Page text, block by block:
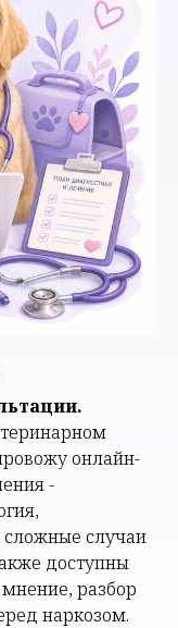
онлайн-
-
сложные случаи
доступны
разбор
наркозом.